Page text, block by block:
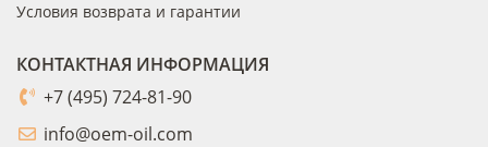
Условия возврата и гарантии
КОНТАКТНАЯ ИНФОРМАЦИЯ
+7 (495) 724-81-90
info@oem-oil.com